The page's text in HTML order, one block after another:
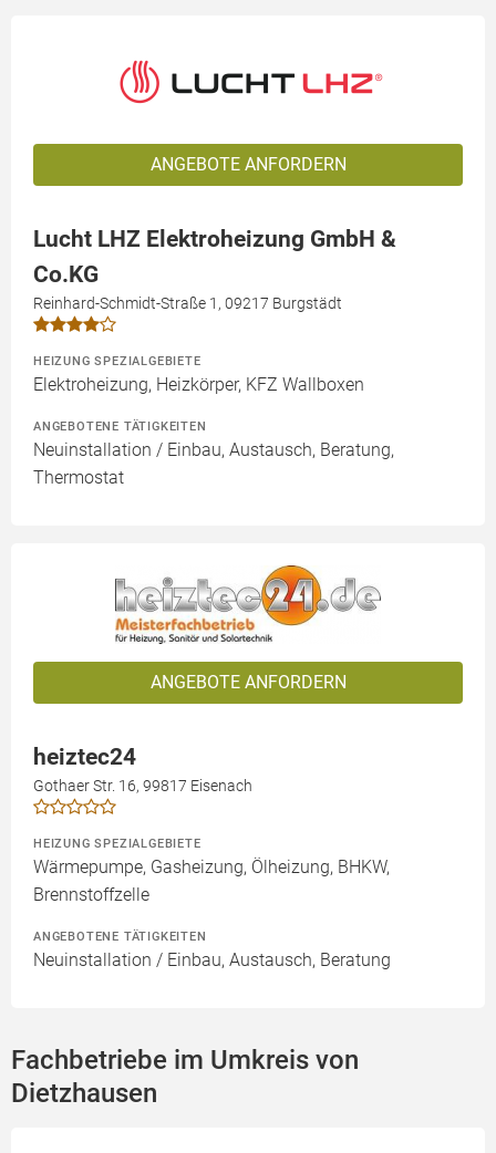
ANGEBOTE ANFORDERN
Lucht LHZ Elektroheizung GmbH &
Co.KG
Reinhard-Schmidt-Straße 1, 09217 Burgstädt
HEIZUNG SPEZIALGEBIETE
Elektroheizung, Heizkörper, KFZ Wallboxen
ANGEBOTENE TÄTIGKEITEN
Neuinstallation / Einbau, Austausch, Beratung,
Thermostat
ANGEBOTE ANFORDERN
heiztec24
Gothaer Str. 16, 99817 Eisenach
HEIZUNG SPEZIALGEBIETE
Wärmepumpe, Gasheizung, Ölheizung, BHKW,
Brennstoffzelle
ANGEBOTENE TÄTIGKEITEN
Neuinstallation / Einbau, Austausch, Beratung
Fachbetriebe im Umkreis von
Dietzhausen